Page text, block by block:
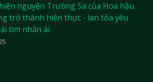
nguyện Trường Sa của Hoa hậu
trở thành hiện thực - lan tỏa yêu
tim nhân ái